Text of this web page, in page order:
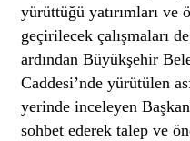
yürüttüğü yatırımları ve
geçirilecek çalışmaları
ardından Büyükşehir
Caddesi’nde yürütülen
yerinde inceleyen
sohbet ederek talep ve